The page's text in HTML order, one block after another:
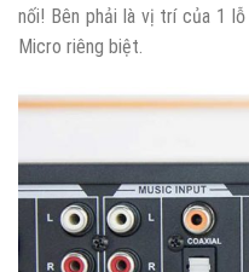
nối! Bên phải là vị trí của 1
Micro riêng biệt.